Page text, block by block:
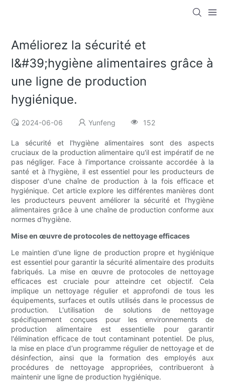
Améliorez la sécurité et
l&#39;hygiène alimentaires grâce à
une ligne de production
hygiénique.
2024-06-06 Yunfeng 152
La sécurité et l'hygiène alimentaires sont des aspects
cruciaux de la production alimentaire qu'il est impératif de ne
pas négliger. Face à l'importance croissante accordée à la
santé et à l'hygiène, il est essentiel pour les producteurs de
disposer d'une chaîne de production à la fois efficace et
hygiénique. Cet article explore les différentes manières dont
les producteurs peuvent améliorer la sécurité et l'hygiène
alimentaires grâce à une chaîne de production conforme aux
normes d'hygiène.
Mise en œuvre de protocoles de nettoyage efficaces
Le maintien d'une ligne de production propre et hygiénique
est essentiel pour garantir la sécurité alimentaire des produits
fabriqués. La mise en œuvre de protocoles de nettoyage
efficaces est cruciale pour atteindre cet objectif. Cela
implique un nettoyage régulier et approfondi de tous les
équipements, surfaces et outils utilisés dans le processus de
production. L'utilisation de solutions de nettoyage
spécifiquement conçues pour les environnements de
production alimentaire est essentielle pour garantir
l'élimination efficace de tout contaminant potentiel. De plus,
la mise en place d'un programme régulier de nettoyage et de
désinfection, ainsi que la formation des employés aux
procédures de nettoyage appropriées, contribueront à
maintenir une ligne de production hygiénique.